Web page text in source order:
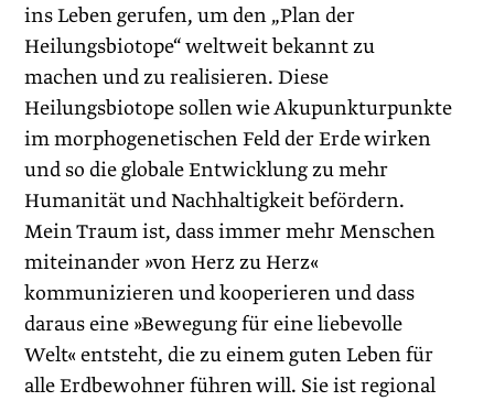
ins Leben gerufen, um den „Plan der
Heilungsbiotope“ weltweit bekannt zu
machen und zu realisieren. Diese
Heilungsbiotope sollen wie Akupunkturpunkte
im morphogenetischen Feld der Erde wirken
und so die globale Entwicklung zu mehr
Humanität und Nachhaltigkeit befördern.
Mein Traum ist, dass immer mehr Menschen
miteinander »von Herz zu Herz«
kommunizieren und kooperieren und dass
daraus eine »Bewegung für eine liebevolle
Welt« entsteht, die zu einem guten Leben für
alle Erdbewohner führen will. Sie ist regional